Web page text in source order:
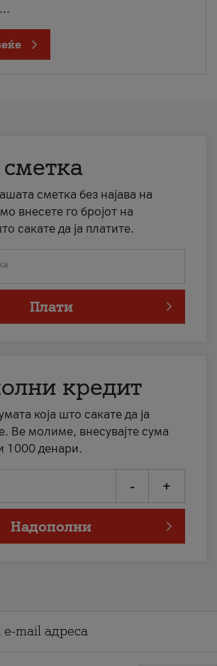
сметка без најава на
внесете го бројот на
сакате да ја платите.
Плати
кредит
која што сакате да ја
Ве молиме, внесувајте сума
1000 денари.
- +
Надополни